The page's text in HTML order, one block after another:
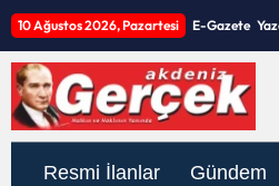
10 Ağustos 2026, Pazartesi E-Gazete
Resmi İlanlar Gündem